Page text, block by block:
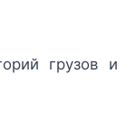
грузов и